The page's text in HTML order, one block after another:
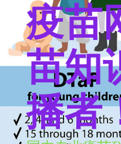
疫苗
苗知
播者